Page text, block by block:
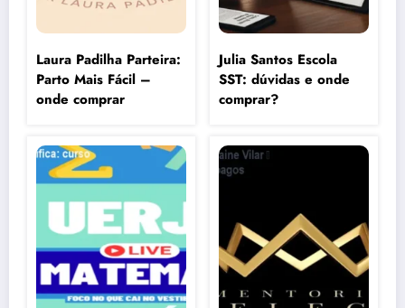
Laura Padilha Parteira:
Parto Mais Fácil –
onde comprar
Julia Santos Escola
SST: dúvidas e onde
comprar?